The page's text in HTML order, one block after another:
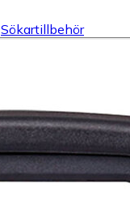
Sökartillbehör